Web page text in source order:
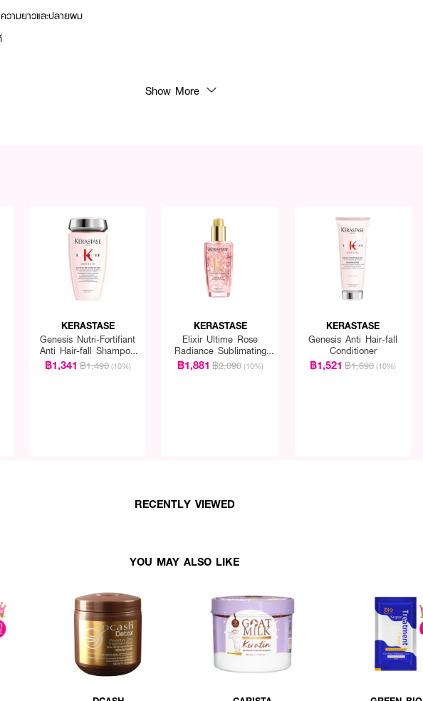
วามยาวและปลายผม
Show More
KERASTASE
Genesis Nutri-Fortifiant
Anti Hair-fall Shampoo
for Thick Hair
฿1,341 ฿1,490 (10%)
KERASTASE
Elixir Ultime Rose
Radiance Sublimating
Oil For Colored Hair
฿1,881 ฿2,090 (10%)
KERASTASE
Genesis Anti Hair-fall
Conditioner
฿1,521 ฿1,690 (10%)
RECENTLY VIEWED
YOU MAY ALSO LIKE